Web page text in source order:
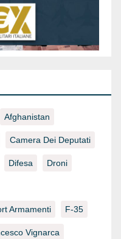
Afghanistan
Camera Dei Deputati
Difesa Droni
Armamenti F-35
Vignarca